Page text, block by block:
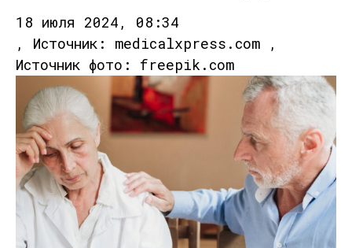
18 июля 2024, 08:34
, Источник: medicalxpress.com ,
Источник фото: freepik.com